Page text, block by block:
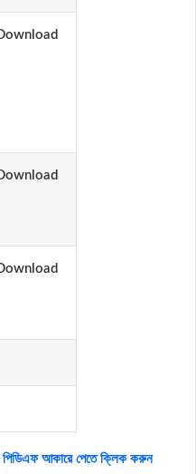
পিডিএফ আকারে পেতে ক্লিক করুন